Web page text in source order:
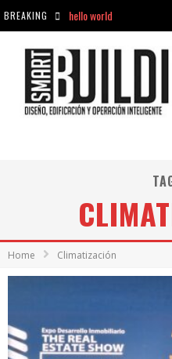
BREAKING
hello world
hello world
Home Climatización